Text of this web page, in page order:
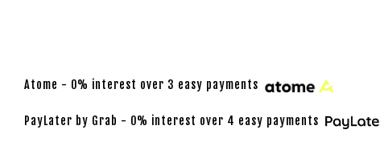
Atome - 0% interest over 3 easy payments
PayLater by Grab - 0% interest over 4 easy payments